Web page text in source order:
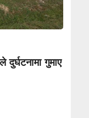
दुर्घटनामा गुमाए